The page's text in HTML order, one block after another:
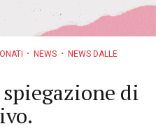
NEWS
NEWS DALLE
di